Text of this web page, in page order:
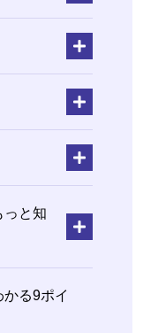
っと知
る9ポイ